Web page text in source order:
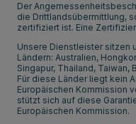
Der
die Drittlandsübermittlung,
zertifiziert ist. Eine
Unsere Dienstleister sitzen
Ländern: Australien,
Singapur, Thailand, Taiwan,
Für diese Länder liegt kein
Europäischen Kommission
stützt sich auf diese
Europäischen Kommission.